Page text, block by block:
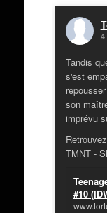
4
Tandis
s'est
son
imprévu
TMNT -
#10